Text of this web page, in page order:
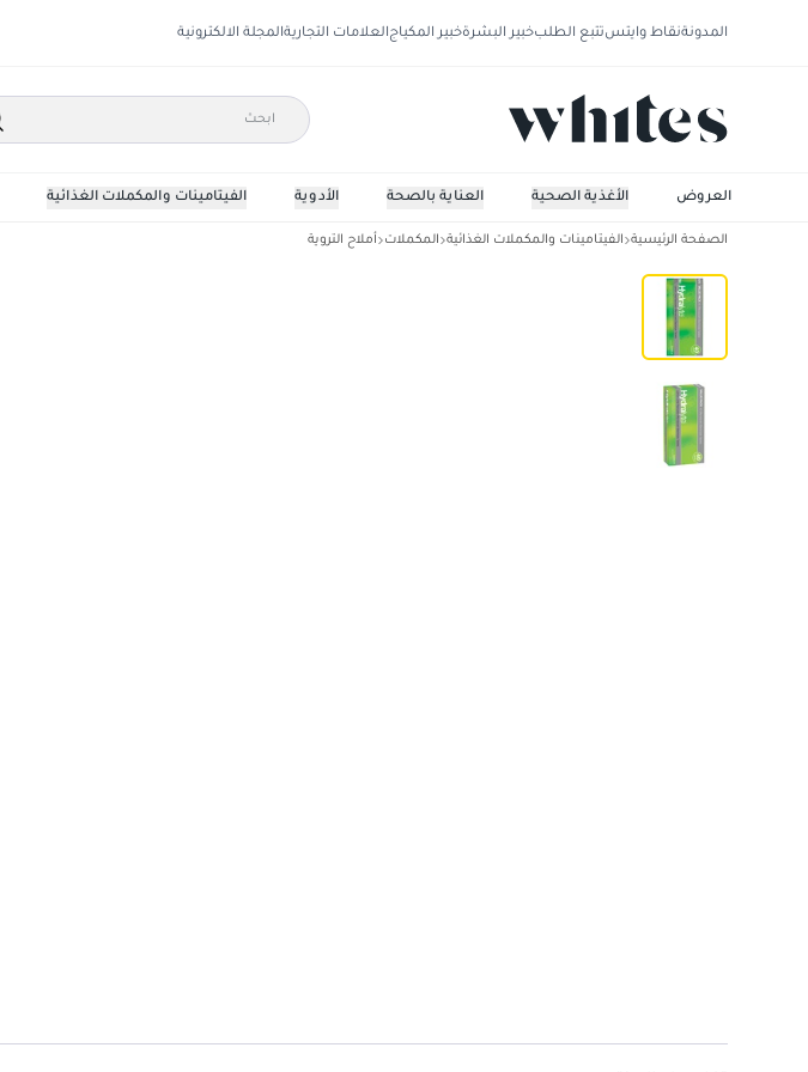
المدونةنقاط وايتستتبع الطلبخبير البشرةخبير المكياجالعلامات التجاريةالمجلة الالكترونية
الفيتامينات والمكملات الغذائية الأدوية العناية بالصحة الأغذية الصحية العروض
الصفحة الرئيسية الفيتامينات والمكملات الغذائية المكملات أملاح التروية